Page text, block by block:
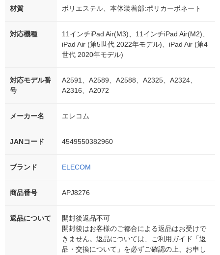
材質 ポリエステル、本体装着部:ポリカーボネート
対応機種
11インチiPad Air(M3)、11インチiPad Air(M2)、
iPad Air (第5世代 2022年モデル)、iPad Air (第4
世代 2020年モデル)
対応モデル番
号
A2591、A2589、A2588、A2325、A2324、
A2316、A2072
メーカー名 エレコム
JANコード 4549550382960
ブランド ELECOM
商品番号 APJ8276
返品について
開封後返品不可
開封後はお客様のご都合による返品はお受けで
きません。返品については、ご利用ガイド「返
品・交換について」を必ずご確認の上、お申し